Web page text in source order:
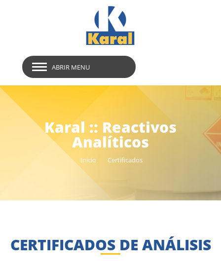
ABRIR MENU
Karal :: Reactivos
Analíticos
Inicio Certificados
CERTIFICADOS DE ANÁLISIS